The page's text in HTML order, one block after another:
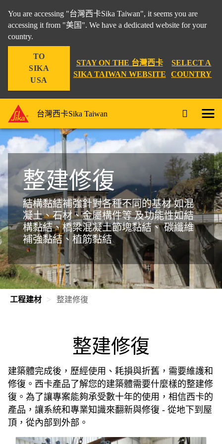
You are accessing "台灣西卡Sika Taiwan", it seems you are
accessing it from "美国". We have a dedicated website for your
country.
TO
SIKA
USA
STAY ON THE 台灣西卡
SIKA TAIWAN WEBSITE
SELECT A
COUNTRY
台灣西卡Sika Taiwan
整建修復
結構黏結補強針對各種不同的基材如混
凝土、石材、金屬構件等及功能性如結
構黏結、橋梁混凝土節塊黏結、碳纖維
補強黏結、植筋黏結
工程建材 整建修復
整建修復
建築體完成後，歷經使用、耗損與折舊，需要維護和
修復。西卡產品了解您的建築體需要什麼樣的整建修
復。為了讓專案能夠承受數十年的使用，相信西卡的
產品，讓系統和專業知識來翻新與修復 - 從地下到屋
頂，從內部到外部。